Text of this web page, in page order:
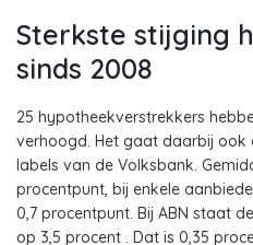
Sterkste stijging
sinds 2008
25 hypotheekverstrekkers
verhoogd. Het gaat daarbij ook
labels van de Volksbank.
procentpunt, bij enkele
0,7 procentpunt. Bij ABN staat
op 3,5 procent . Dat is 0,35